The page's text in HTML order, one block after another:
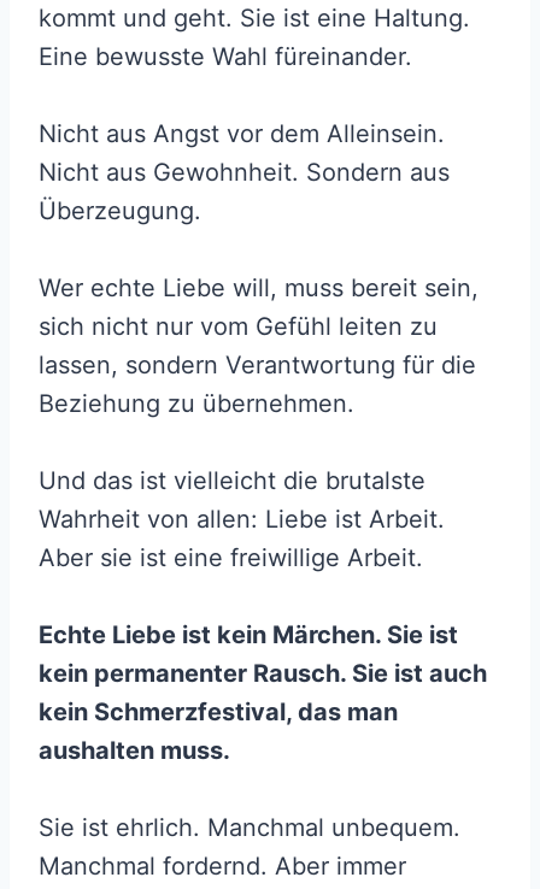
kommt und geht. Sie ist eine Haltung.
Eine bewusste Wahl füreinander.
Nicht aus Angst vor dem Alleinsein.
Nicht aus Gewohnheit. Sondern aus
Überzeugung.
Wer echte Liebe will, muss bereit sein,
sich nicht nur vom Gefühl leiten zu
lassen, sondern Verantwortung für die
Beziehung zu übernehmen.
Und das ist vielleicht die brutalste
Wahrheit von allen: Liebe ist Arbeit.
Aber sie ist eine freiwillige Arbeit.
Echte Liebe ist kein Märchen. Sie ist
kein permanenter Rausch. Sie ist auch
kein Schmerzfestival, das man
aushalten muss.
Sie ist ehrlich. Manchmal unbequem.
Manchmal fordernd. Aber immer